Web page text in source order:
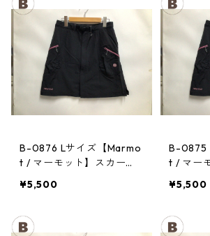
B-0876 Lサイズ【Marmo
t / マーモット】スカー
GRY レディース
¥5,500
B-0875
t / マー
GRY
¥5,500